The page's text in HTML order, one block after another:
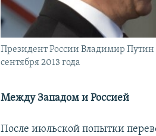
Президент России Владимир
сентября 2013 года
Между Западом и Россией
После июльской попытки